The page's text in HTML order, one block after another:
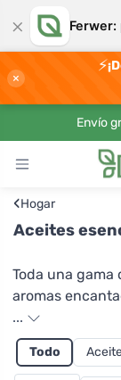
×
×
⚡
Envío
‹Hogar
Aceites
Toda una
aromas
encontrará en
esenciales?
mézclalos con
...
Todo